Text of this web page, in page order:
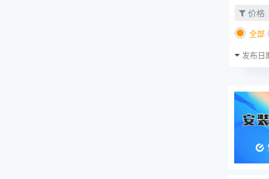
价格
全部
发布日